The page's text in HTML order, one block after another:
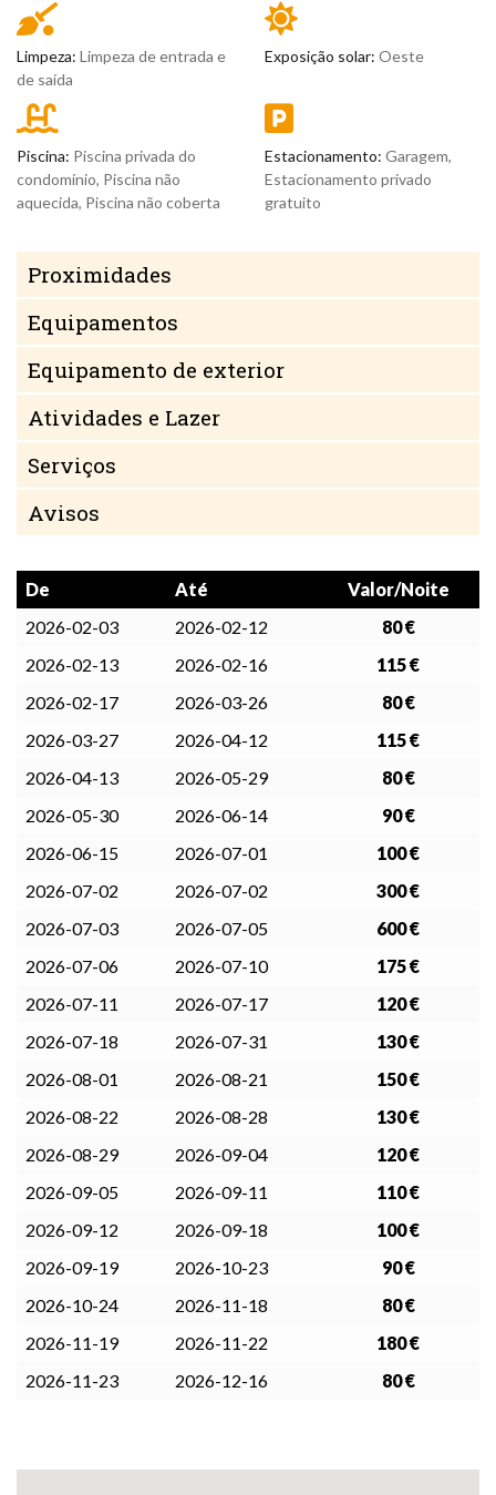
Limpeza: Limpeza de entrada e
de saída
Exposição solar: Oeste
Piscina: Piscina privada do
condomínio, Piscina não
aquecida, Piscina não coberta
Estacionamento: Garagem,
Estacionamento privado
gratuito
Proximidades
Equipamentos
Equipamento de exterior
Atividades e Lazer
Serviços
Avisos
De Até
Valor/Noite
2026-02-03
2026-02-12
80 €
2026-02-13
2026-02-16
115 €
2026-02-17
2026-03-26
80 €
2026-03-27
2026-04-12
115 €
2026-04-13
2026-05-29
80 €
2026-05-30
2026-06-14
90 €
2026-06-15
2026-07-01
100 €
2026-07-02
2026-07-02
300 €
2026-07-03
2026-07-05
600 €
2026-07-06
2026-07-10
175 €
2026-07-11
2026-07-17
120 €
2026-07-18
2026-07-31
130 €
2026-08-01
2026-08-21
150 €
2026-08-22
2026-08-28
130 €
2026-08-29
2026-09-04
120 €
2026-09-05
2026-09-11
110 €
2026-09-12
2026-09-18
100 €
2026-09-19
2026-10-23
90 €
2026-10-24
2026-11-18
80 €
2026-11-19
2026-11-22
180 €
2026-11-23
2026-12-16 80 €